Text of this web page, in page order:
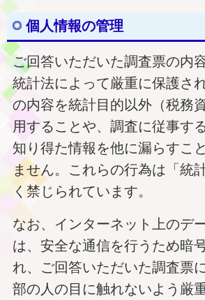
個人情報の管理
ご回答いただいた調査票の内
統計法によって厳重に保護さ
の内容を統計目的以外（税務
用することや、調査に従事す
知り得た情報を他に漏らすこ
ません。これらの行為は「統
く禁じられています。
なお、インターネット上のデ
は、安全な通信を行うため暗
れ、ご回答いただいた調査票
部の人の目に触れないよう厳